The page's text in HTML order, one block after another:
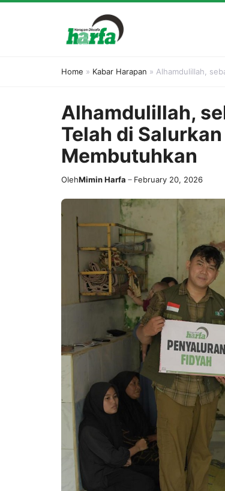
Home » Kabar Harapan » Alhamdulillah,
Alhamdulillah,
Telah di
Membutuhkan
OlehMimin Harfa February 20, 2026